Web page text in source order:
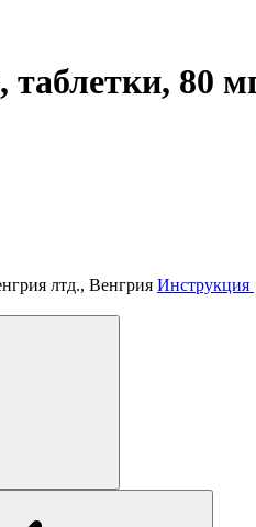
80
лтд., Венгрия Инструкция